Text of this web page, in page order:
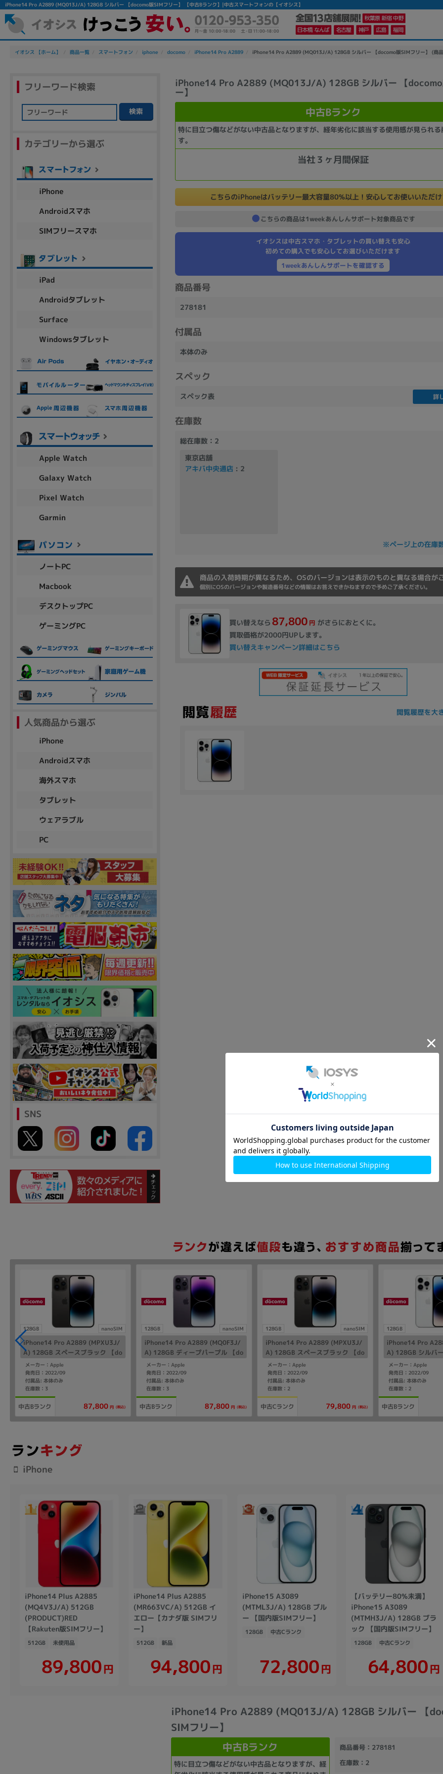
iPhone14 Pro A2889 (MQ013J/A) 128GB シルバー 【docomo版SIMフリー】 【中古Bランク】|中古スマートフォンの【イオシス】
イオシス 【ホーム】 商品一覧 スマートフォン iphone docomo iPhone14 Pro A2889 iPhone14 Pro A2889 (MQ013J/A) 128GB シルバー 【docomo版SIMフリー】 (商
iPhone14 Pro A2889 (MQ013J/A) 128GB シルバー 【docomo
ー】
中古Bランク
特に目立つ傷などがない中古品となりますが、経年劣化に該当する使用感が見られ
す。
当社３ヶ月間保証
こちらのiPhoneはバッテリー最大容量80%以上！安心してお使いいただ
こちらの商品は1weekあんしんサポート対象商品です
イオシスは中古スマホ・タブレットの買い替えも安心
初めての購入でも安心してお選びいただけます
1weekあんしんサポートを確認する
商品番号
278181
付属品
本体のみ
スペック
スペック表 詳
在庫数
総在庫数：2
東京店舗
アキバ中央通店 : 2
※ページ上の在庫
商品の入荷時期が異なるため、OSのバージョンは表示のものと異なる場合が
個別にOSのバージョンや製造番号などの情報はお答えできかねますので予めご了承ください。
買い替えなら 87,800 円 がさらにおとくに。
買取価格が2000円UPします。
買い替えキャンペーン詳細はこちら
閲覧履歴を大
フリーワード検索
検索
カテゴリーから選ぶ
iPhone
Androidスマホ
SIMフリースマホ
iPad
Androidタブレット
Surface
Windowsタブレット
Apple Watch
Galaxy Watch
Pixel Watch
Garmin
ノートPC
Macbook
デスクトップPC
ゲーミングPC
人気商品から選ぶ
iPhone
Androidスマホ
海外スマホ
タブレット
ウェアラブル
PC
SNS
128GB nanoSIM
iPhone14 Pro A2889 (MPXU3J/
A) 128GB スペースブラック 【do
como版SIMフリー】
メーカー：Apple
発売日：2022/09
付属品: 本体のみ
在庫数：3
中古Bランク 87,800 円 (税込)
128GB nanoSIM
iPhone14 Pro A2889 (MQ0F3J/
A) 128GB ディープパープル 【do
como版SIMフリー】
メーカー：Apple
発売日：2022/09
付属品: 本体のみ
在庫数：3
中古Bランク 87,800 円 (税込)
128GB nanoSIM
iPhone14 Pro A2889 (MPXU3J/
A) 128GB スペースブラック 【do
como版SIMフリー】
メーカー：Apple
発売日：2022/09
付属品: 本体のみ
在庫数：2
中古Cランク 79,800 円 (税込)
128GB
iPhone14 Pro
A) 128GB シルバ
IMフリー】
メーカー：Apple
発売日：2022/09
付属品: 本体のみ
在庫数：2
中古Bランク
iPhone
iPhone14 Plus A2885
(MQ4V3J/A) 512GB
(PRODUCT)RED
【Rakuten版SIMフリー】
512GB 未使用品
89,800円
iPhone14 Plus A2885
(MR663VC/A) 512GB イ
エロー【カナダ版 SIMフリ
ー】
512GB 新品
94,800円
iPhone15 A3089
(MTML3J/A) 128GB ブル
ー 【国内版SIMフリー】
128GB 中古Cランク
72,800円
【バッテリー80%未満】
iPhone15 A3089
(MTMH3J/A) 128GB ブラ
ック 【国内版SIMフリー】
128GB 中古Cランク
64,800円
iPhone14 Pro A2889 (MQ013J/A) 128GB シルバー 【
SIMフリー】
中古Bランク
特に目立つ傷などがない中古品となりますが、経
商品番号：278181
在庫数：2
除外ワード
人気の検索ワード：Let's note EliteBook
カテゴリー
ノートPC デスクPC モニター
商品シリーズ名・ブランド名の絞り込み。
aspire Inspiron
メーカー
Apple SONY TOSHIBA
Asus HP
商品の搭載機能による絞り込み
Webカメラ内蔵
ランク
商品状態の絞り込み
新品/未使用 中古 新品
容量
~
円 ～ 年
各項目のチェックボックスは「or検索」となります。